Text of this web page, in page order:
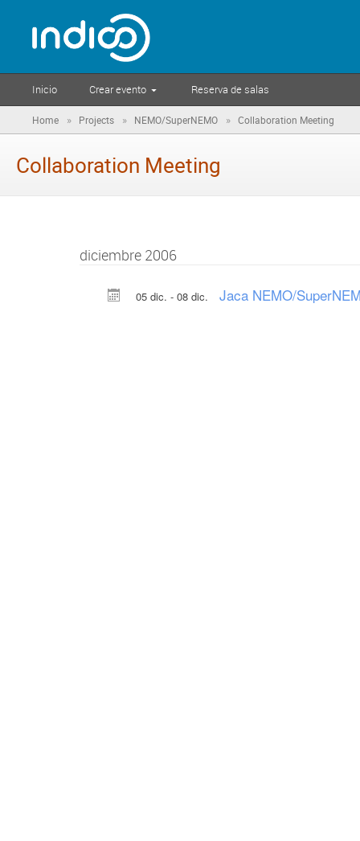
Inicio Crear evento Reserva de salas
Home » Projects » NEMO/SuperNEMO » Collaboration Meeting
Collaboration Meeting
diciembre 2006
05 dic. - 08 dic. Jaca NEMO/